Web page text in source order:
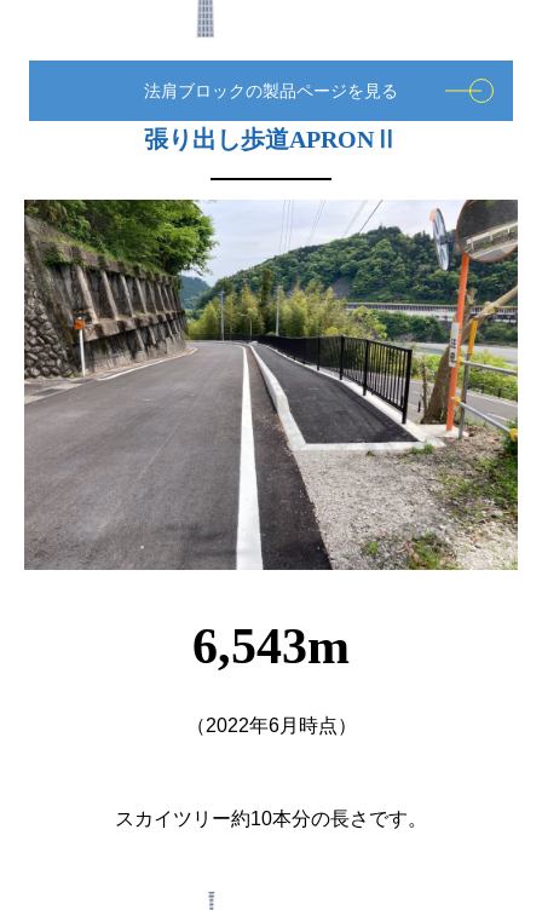
法肩ブロックの製品ページを見る
張り出し歩道APRONⅡ
6,543m
（2022年6月時点）
スカイツリー約10本分の長さです。